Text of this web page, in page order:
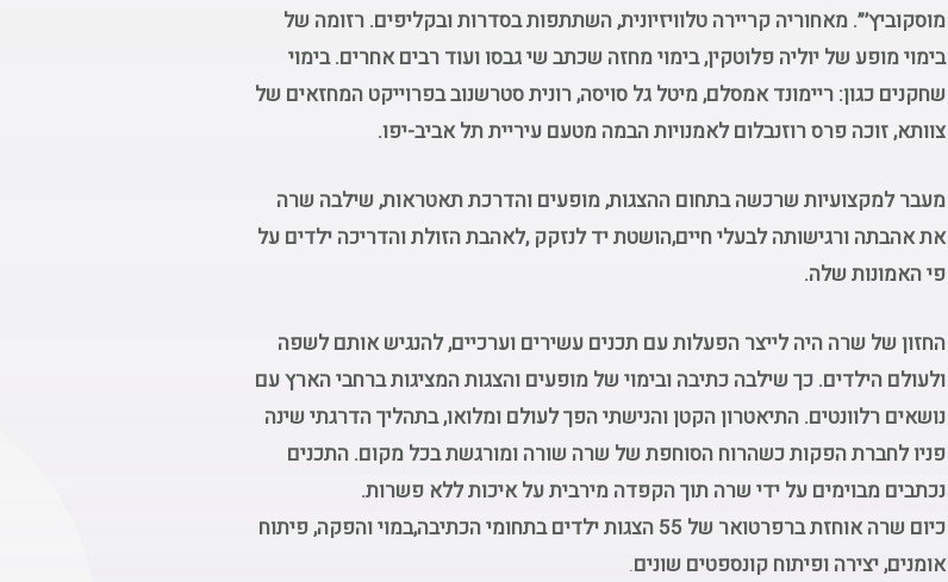
מוסקוביץ’”. מאחוריה קריירה טלוויזיונית, השתתפות בסדרות ובקליפים. רזומה של
בימוי מופע של יוליה פלוטקין, בימוי מחזה שכתב שי גבסו ועוד רבים אחרים. בימוי
שחקנים כגון: ריימונד אמסלם, מיטל גל סויסה, רונית סטרשנוב בפרוייקט המחזאים של
צוותא, זוכה פרס רוזנבלום לאמנויות הבמה מטעם עיריית תל אביב-יפו.
מעבר למקצועיות שרכשה בתחום ההצגות, מופעים והדרכת תאטראות, שילבה שרה
את אהבתה ורגישותה לבעלי חיים,הושטת יד לנזקק ,לאהבת הזולת והדריכה ילדים על
פי האמונות שלה.
החזון של שרה היה לייצר הפעלות עם תכנים עשירים וערכיים, להנגיש אותם לשפה
ולעולם הילדים. כך שילבה כתיבה ובימוי של מופעים והצגות המציגות ברחבי הארץ עם
נושאים רלוונטים. התיאטרון הקטן והנישתי הפך לעולם ומלואו, בתהליך הדרגתי שינה
פניו לחברת הפקות כשהרוח הסוחפת של שרה שורה ומורגשת בכל מקום. התכנים
נכתבים מבוימים על ידי שרה תוך הקפדה מירבית על איכות ללא פשרות.
כיום שרה אוחזת ברפרטואר של 55 הצגות ילדים בתחומי הכתיבה,במוי והפקה, פיתוח
אומנים, יצירה ופיתוח קונספטים שונים.